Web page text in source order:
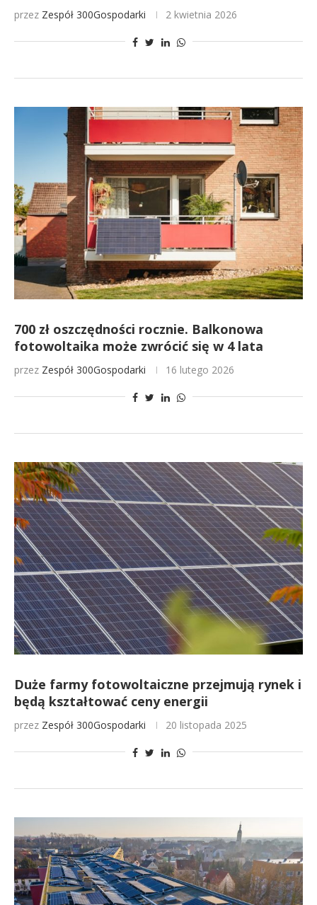
przez Zespół 300Gospodarki 2 kwietnia 2026
700 zł oszczędności rocznie. Balkonowa
fotowoltaika może zwrócić się w 4 lata
przez Zespół 300Gospodarki 16 lutego 2026
Duże farmy fotowoltaiczne przejmują rynek i
będą kształtować ceny energii
przez Zespół 300Gospodarki 20 listopada 2025